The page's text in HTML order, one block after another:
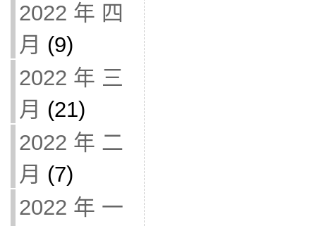
2022 年 四
月 (9)
2022 年 三
月 (21)
2022 年 二
月 (7)
2022 年 一